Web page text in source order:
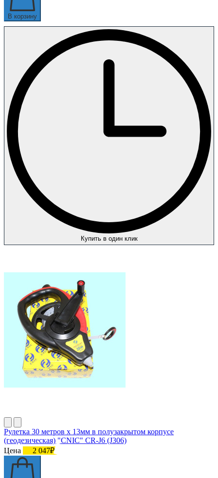
В корзину
Купить в один клик
Рулетка 30 метров х 13мм в полузакрытом корпусе
(геодезическая) "CNIC" CR-J6 (J306)
Цена
2 047₽